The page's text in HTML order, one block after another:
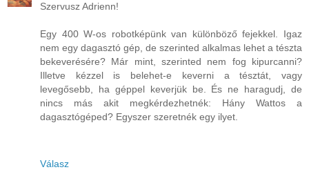
Szervusz Adrienn!
Egy 400 W-os robotképünk van különböző fejekkel. Igaz
nem egy dagasztó gép, de szerinted alkalmas lehet a tészta
bekeverésére? Már mint, szerinted nem fog kipurcanni?
Illetve kézzel is belehet-e keverni a tésztát, vagy
levegősebb, ha géppel keverjük be. És ne haragudj, de
nincs más akit megkérdezhetnék: Hány Wattos a
dagasztógéped? Egyszer szeretnék egy ilyet.
Válasz